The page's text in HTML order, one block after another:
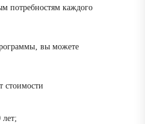
потребностям каждого
вы можете
стоимости